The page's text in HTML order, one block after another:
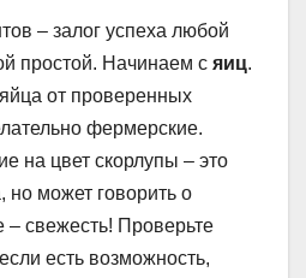
– залог успеха любой
простой. Начинаем с яиц.
от проверенных
фермерские.
на цвет скорлупы – это
но может говорить о
– свежесть! Проверьте
есть возможность,